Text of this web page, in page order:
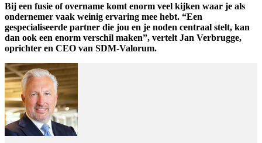
Bij een fusie of overname komt enorm veel kijken waar je als
ondernemer vaak weinig ervaring mee hebt. “Een
gespecialiseerde partner die jou en je noden centraal stelt, kan
dan ook een enorm verschil maken”, vertelt Jan Verbrugge,
oprichter en CEO van SDM-Valorum.